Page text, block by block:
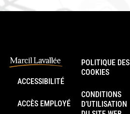
ACCESSIBILITÉ
ACCÈS EMPLOYÉ
POLITIQUE DES
COOKIES
CONDITIONS
D’UTILISATION